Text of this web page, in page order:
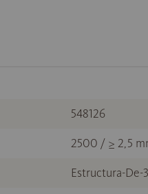
548126
2500 / ≥ 2,5
Estructura-De-